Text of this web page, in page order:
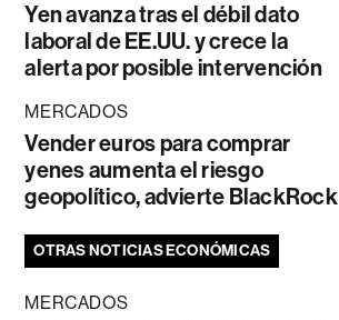
Yen avanza tras el débil dato
laboral de EE.UU. y crece la
alerta por posible intervención
MERCADOS
Vender euros para comprar
yenes aumenta el riesgo
geopolítico, advierte BlackRock
OTRAS NOTICIAS ECONÓMICAS
MERCADOS